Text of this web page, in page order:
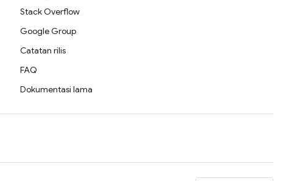
Stack Overflow
Google Group
Catatan rilis
FAQ
Dokumentasi lama